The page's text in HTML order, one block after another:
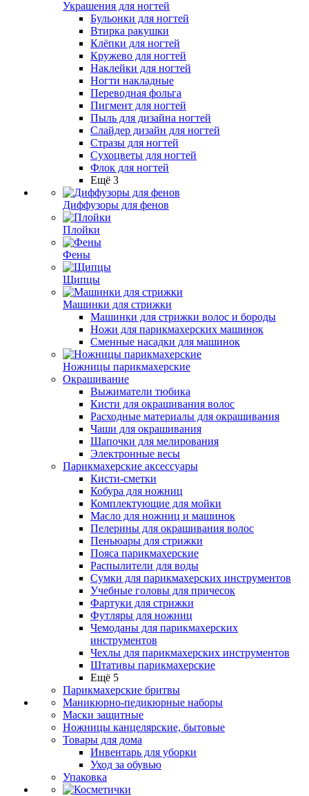
Украшения для ногтей
Бульонки для ногтей
Втирка ракушки
Клёпки для ногтей
Кружево для ногтей
Наклейки для ногтей
Ногти накладные
Переводная фольга
Пигмент для ногтей
Пыль для дизайна ногтей
Слайдер дизайн для ногтей
Стразы для ногтей
Сухоцветы для ногтей
Флок для ногтей
Ещё 3
Диффузоры для фенов
Плойки
Фены
Щипцы
Машинки для стрижки
Машинки для стрижки волос и бороды
Ножи для парикмахерских машинок
Сменные насадки для машинок
Ножницы парикмахерские
Окрашивание
Выжиматели тюбика
Кисти для окрашивания волос
Расходные материалы для окрашивания
Чаши для окрашивания
Шапочки для мелирования
Электронные весы
Парикмахерские аксессуары
Кисти-сметки
Кобура для ножниц
Комплектующие для мойки
Масло для ножниц и машинок
Пелерины для окрашивания волос
Пеньюары для стрижки
Пояса парикмахерские
Распылители для воды
Сумки для парикмахерских инструментов
Учебные головы для причесок
Фартуки для стрижки
Футляры для ножниц
Чемоданы для парикмахерских
инструментов
Чехлы для парикмахерских инструментов
Штативы парикмахерские
Ещё 5
Парикмахерские бритвы
Маникюрно-педикюрные наборы
Маски защитные
Ножницы канцелярские, бытовые
Товары для дома
Инвентарь для уборки
Уход за обувью
Упаковка